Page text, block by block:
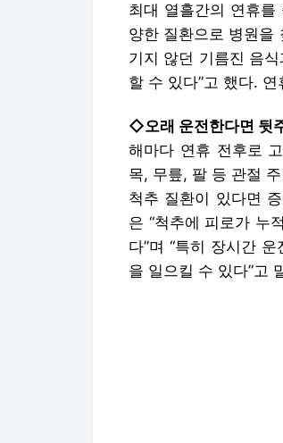
최대 열흘간의 연휴
양한 질환으로 병원을
기지 않던 기름진 음
할 수 있다”고 했다.
◇오래 운전한다면 뒷
해마다 연휴 전후로
목, 무릎, 팔 등 관절
척추 질환이 있다면
은 “척추에 피로가 누
다”며 “특히 장시간
을 일으킬 수 있다”고